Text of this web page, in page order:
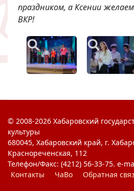
праздником, а Ксении
ВКР!
© 2008-2026 Хабаровский
культуры
680045, Хабаровский край, г.
Краснореченская, 112
Телефон/Факс: (4212) 56-33-75. e-
Контакты
ЧаВо Обратная